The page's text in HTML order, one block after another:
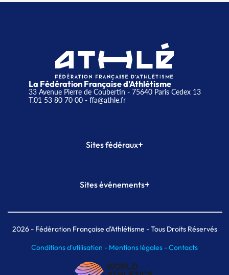
La Fédération Française d'Athlétisme
33 Avenue Pierre de Coubertin - 75640 Paris Cedex 13
T.01 53 80 70 00- ffa@athle.fr
Sites fédéraux+
Plateforme Formation
Sites événements+
Meeting de Paris indoor
MAIF Ekiden de Paris
2026- Fédération Française d'Athlétisme - Tous Droits Réservés
Conditions d'utilisation - Mentions légales -Contacts